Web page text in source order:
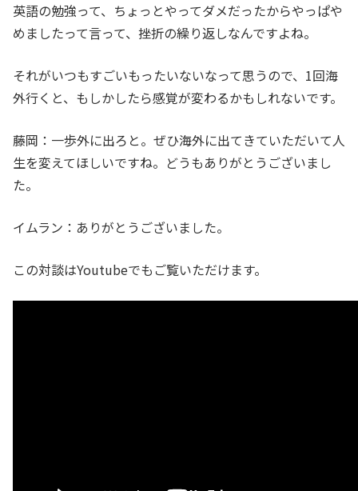
英語の勉強って、ちょっとやってダメだったからやっぱや
めましたって言って、挫折の繰り返しなんですよね。
それがいつもすごいもったいないなって思うので、1回海
外行くと、もしかしたら感覚が変わるかもしれないです。
藤岡：一歩外に出ろと。ぜひ海外に出てきていただいて人
生を変えてほしいですね。どうもありがとうございまし
た。
イムラン：ありがとうございました。
この対談はYoutubeでもご覧いただけます。